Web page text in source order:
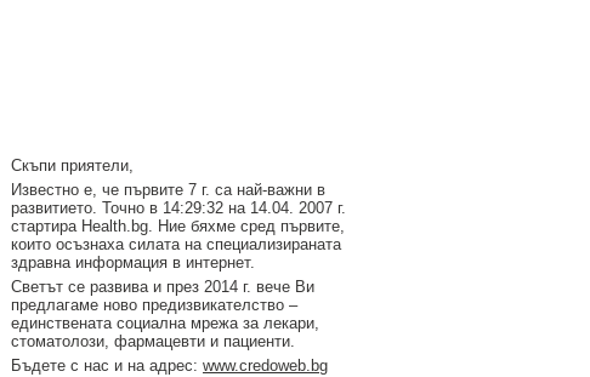
Скъпи приятели,
Известно е, че първите 7 г. са най-важни в
развитието. Точно в 14:29:32 на 14.04. 2007 г.
стартирa Health.bg. Ние бяхме сред първите,
които осъзнаха силата на специализираната
здравна информация в интернет.
Светът се развива и през 2014 г. вече Ви
предлагаме ново предизвикателство –
единствената социална мрежа за лекари,
стоматолози, фармацевти и пациенти.
Бъдете с нас и на адрес: www.credoweb.bg